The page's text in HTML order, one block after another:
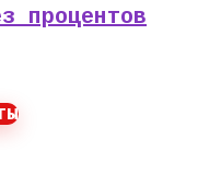
процентов